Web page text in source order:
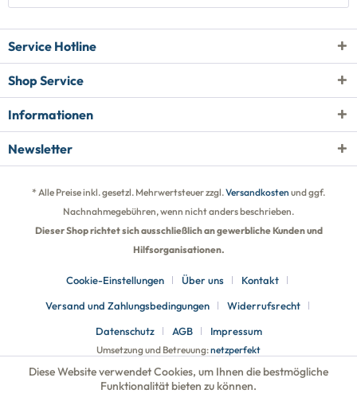
Service Hotline
Shop Service
Informationen
Newsletter
* Alle Preise inkl. gesetzl. Mehrwertsteuer zzgl.Versandkosten und ggf.
Nachnahmegebühren, wenn nicht anders beschrieben.
Dieser Shop richtet sich ausschließlich an gewerbliche Kunden und
Hilfsorganisationen.
Cookie-Einstellungen Über uns
Kontakt
Versand und Zahlungsbedingungen
Widerrufsrecht
Datenschutz
AGB Impressum
Umsetzung und Betreuung:netzperfekt
Diese Website verwendet Cookies, um Ihnen die bestmögliche
Funktionalität bieten zu können.